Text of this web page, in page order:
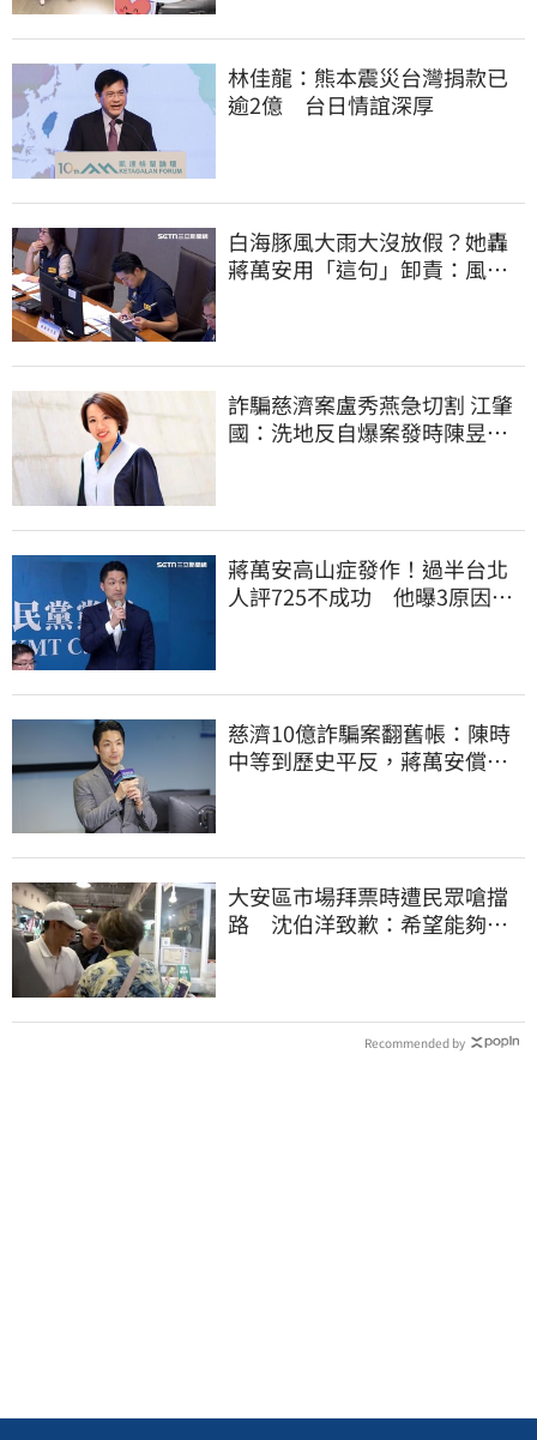
林佳龍：熊本震災台灣捐款已
逾2億 台日情誼深厚
白海豚風大雨大沒放假？她轟
蔣萬安用「這句」卸責：風雨
詐騙慈濟案盧秀燕急切割 江肇
國：洗地反自爆案發時陳昱瑄
蔣萬安高山症發作！過半台北
人評725不成功 他曝3原因：
慈濟10億詐騙案翻舊帳：陳時
中等到歷史平反，蔣萬安償還
大安區市場拜票時遭民眾嗆擋
路 沈伯洋致歉：希望能夠精
Recommended by